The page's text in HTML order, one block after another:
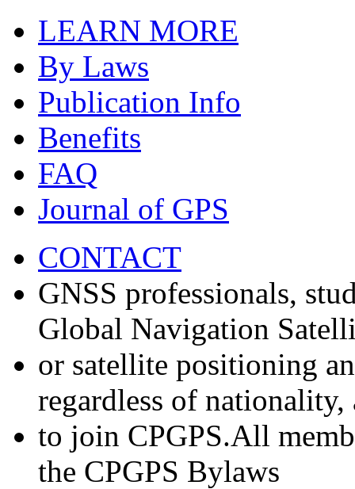
LEARN MORE
By Laws
Publication Info
Benefits
FAQ
Journal of GPS
CONTACT
GNSS professionals,
Global Navigation
or satellite positioning
regardless of nationality,
to join CPGPS.All
the CPGPS Bylaws